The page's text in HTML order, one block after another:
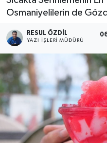
Osmaniyelilerin de
RESUL ÖZDIL
YAZI İŞLERI MÜDÜRÜ